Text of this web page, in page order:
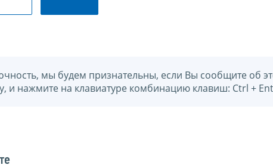
мы будем признательны, если Вы сообщите об
и нажмите на клавиатуре комбинацию клавиш: Ctrl +